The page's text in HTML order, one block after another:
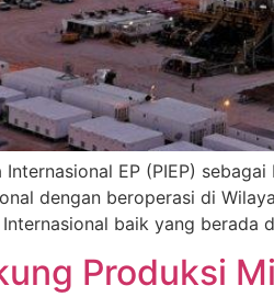
EP (PIEP)
dengan beroperasi di
baik yang
Produksi